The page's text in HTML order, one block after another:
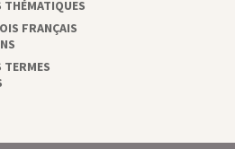
THÉMATIQUES
FRANÇAIS
TERMES